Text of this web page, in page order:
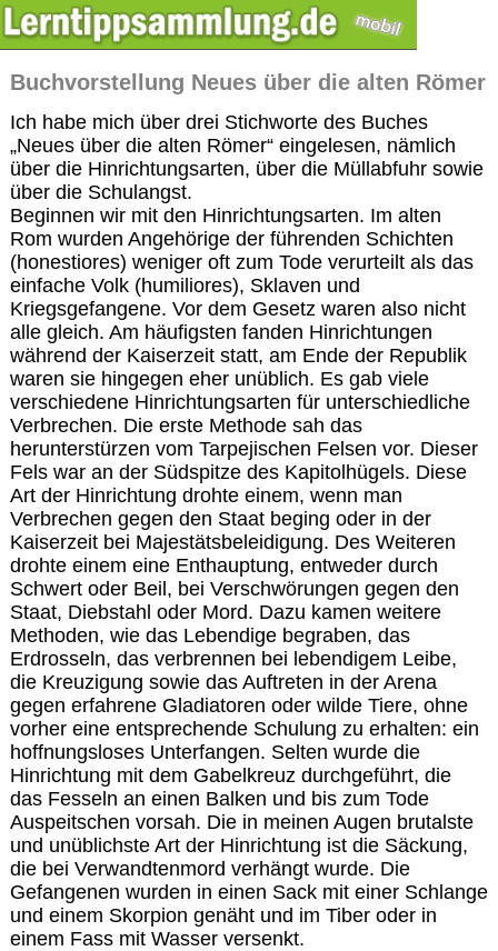
Buchvorstellung Neues über die alten Römer
Ich habe mich über drei Stichworte des Buches
„Neues über die alten Römer“ eingelesen, nämlich
über die Hinrichtungsarten, über die Müllabfuhr sowie
über die Schulangst.
Beginnen wir mit den Hinrichtungsarten. Im alten
Rom wurden Angehörige der führenden Schichten
(honestiores) weniger oft zum Tode verurteilt als das
einfache Volk (humiliores), Sklaven und
Kriegsgefangene. Vor dem Gesetz waren also nicht
alle gleich. Am häufigsten fanden Hinrichtungen
während der Kaiserzeit statt, am Ende der Republik
waren sie hingegen eher unüblich. Es gab viele
verschiedene Hinrichtungsarten für unterschiedliche
Verbrechen. Die erste Methode sah das
herunterstürzen vom Tarpejischen Felsen vor. Dieser
Fels war an der Südspitze des Kapitolhügels. Diese
Art der Hinrichtung drohte einem, wenn man
Verbrechen gegen den Staat beging oder in der
Kaiserzeit bei Majestätsbeleidigung. Des Weiteren
drohte einem eine Enthauptung, entweder durch
Schwert oder Beil, bei Verschwörungen gegen den
Staat, Diebstahl oder Mord. Dazu kamen weitere
Methoden, wie das Lebendige begraben, das
Erdrosseln, das verbrennen bei lebendigem Leibe,
die Kreuzigung sowie das Auftreten in der Arena
gegen erfahrene Gladiatoren oder wilde Tiere, ohne
vorher eine entsprechende Schulung zu erhalten: ein
hoffnungsloses Unterfangen. Selten wurde die
Hinrichtung mit dem Gabelkreuz durchgeführt, die
das Fesseln an einen Balken und bis zum Tode
Auspeitschen vorsah. Die in meinen Augen brutalste
und unüblichste Art der Hinrichtung ist die Säckung,
die bei Verwandtenmord verhängt wurde. Die
Gefangenen wurden in einen Sack mit einer Schlange
und einem Skorpion genäht und im Tiber oder in
einem Fass mit Wasser versenkt.